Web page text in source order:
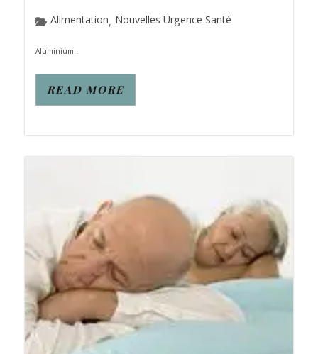
Alimentation, Nouvelles Urgence Santé
Aluminium...
READ MORE